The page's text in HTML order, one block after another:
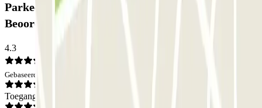
Parkeergarage Comerç 32 - El Born Promoparc:
Beoordelingen
4.3
Gebaseerd op 4 meningen
Toegang